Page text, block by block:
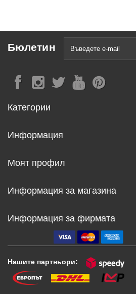
Бюлетин
Категории
Информация
Моят профил
Информация за магазина
Информация за фирмата
Нашите партньори: